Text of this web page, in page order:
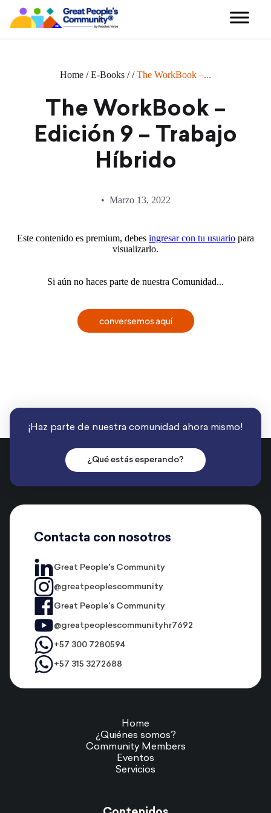
Home / E-Books / / The WorkBook –...
The WorkBook –
Edición 9 – Trabajo
Híbrido
Marzo 13, 2022
Este contenido es premium, debes ingresar con tu usuario para
visualizarlo.
Si aún no haces parte de nuestra Comunidad...
conversemos aquí
¡Haz parte de nuestra comunidad ahora mismo!
¿Qué estás esperando?
Home
¿Quiénes somos?
Community Members
Eventos
Servicios
Contacta con nosotros
Great People's Community
@greatpeoplescommunity
Great People's Community
@greatpeoplescommunityhr7692
+57 300 7280594
+57 315 3272688